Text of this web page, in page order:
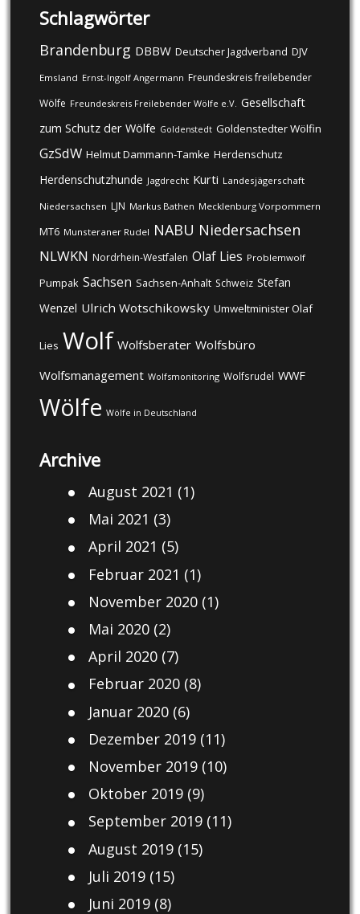
Schlagwörter
Brandenburg DBBW Deutscher Jagdverband DJV
Emsland Ernst-Ingolf Angermann Freundeskreis freilebender
Wölfe Freundeskreis Freilebender Wölfe e.V. Gesellschaft
zum Schutz der Wölfe Goldenstedt Goldenstedter Wölfin
GzSdW Helmut Dammann-Tamke Herdenschutz
Herdenschutzhunde Jagdrecht Kurti Landesjägerschaft
Niedersachsen LJN Markus Bathen Mecklenburg Vorpommern
MT6 Munsteraner Rudel NABU Niedersachsen
NLWKN Nordrhein-Westfalen Olaf Lies Problemwolf
Pumpak Sachsen Sachsen-Anhalt Schweiz Stefan
Wenzel Ulrich Wotschikowsky Umweltminister Olaf
Lies Wolf Wolfsberater Wolfsbüro
Wolfsmanagement Wolfsmonitoring Wolfsrudel WWF
Wölfe Wölfe in Deutschland
Archive
August 2021 (1)
Mai 2021 (3)
April 2021 (5)
Februar 2021 (1)
November 2020(1)
Mai 2020(2)
April 2020(7)
Februar 2020(8)
Januar 2020(6)
Dezember 2019(11)
November 2019(10)
Oktober 2019(9)
September 2019(11)
August 2019(15)
Juli 2019(15)
Juni 2019(8)